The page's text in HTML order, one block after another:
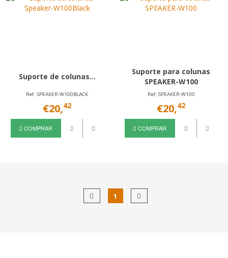
Suporte de colunas...
Ref. SPEAKER-W100BLACK
€20,42
COMPRAR
Suporte para colunas
SPEAKER-W100
Ref. SPEAKER-W100
€20,42
COMPRAR
1